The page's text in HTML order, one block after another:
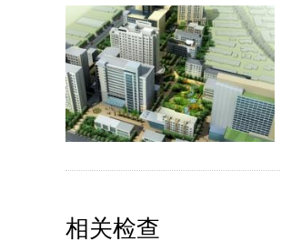
相关检查